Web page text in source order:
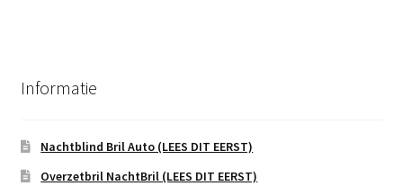
Informatie
Nachtblind Bril Auto (LEES DIT EERST)
Overzetbril NachtBril (LEES DIT EERST)